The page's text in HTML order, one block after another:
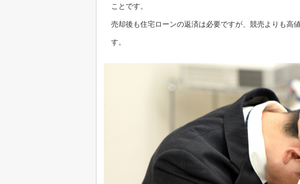
ことです。
売却後も住宅ローンの返済は必要ですが、競売よりも高
す。